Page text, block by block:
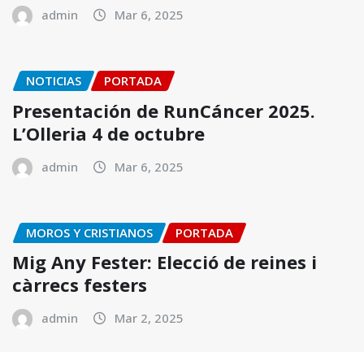
admin Mar 6, 2025
NOTICIAS PORTADA
Presentación de RunCáncer 2025.
L’Olleria 4 de octubre
admin Mar 6, 2025
MOROS Y CRISTIANOS PORTADA
Mig Any Fester: Elecció de reines i
càrrecs festers
admin Mar 2, 2025